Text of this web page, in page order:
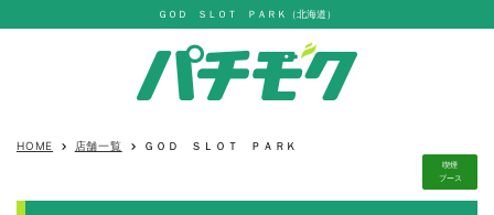
ＧＯＤ ＳＬＯＴ ＰＡＲＫ（北海道）
HOME keyboard_arrow_right 店舗一覧 keyboard_arrow_right ＧＯＤ ＳＬＯＴ ＰＡＲＫ
喫煙
ブース